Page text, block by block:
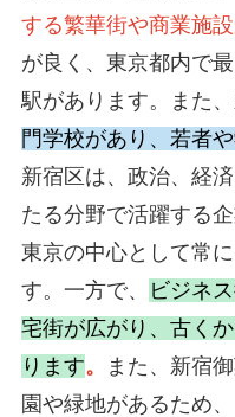
する繁華街や商業施設
が良く、東京都内で
駅があります。また
門学校があり、若者
新宿区は、政治、経
たる分野で活躍する
東京の中心として常
す。一方で、
ビジネ
宅街が広がり、古く
ります。
また、新宿
園や緑地があるため